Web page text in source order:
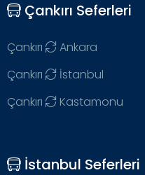
Çankırı Seferleri
Çankırı
Ankara
Çankırı
İstanbul
Çankırı
Kastamonu
İstanbul Seferleri